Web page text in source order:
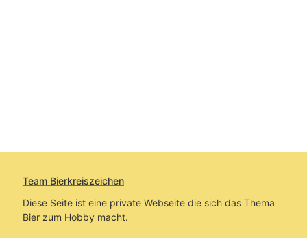
Team Bierkreiszeichen
Diese Seite ist eine private Webseite die sich das Thema
Bier zum Hobby macht.